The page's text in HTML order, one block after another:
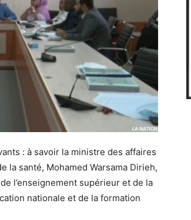
: à savoir la ministre des affaires
la santé, Mohamed Warsama Dirieh,
l’enseignement supérieur et de la
nationale et de la formation